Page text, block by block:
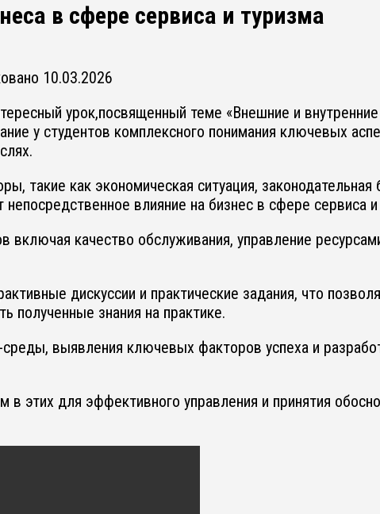
в сфере сервиса и туризма
10.03.2026
урок,посвященный теме «Внешние и
у студентов комплексного понимания ключевых
такие как экономическая ситуация, законодательная
влияние на бизнес в сфере сервиса и
включая качество обслуживания, управление
дискуссии и практические задания, что
полученные знания на практике.
выявления ключевых факторов успеха и
этих для эффективного управления и принятия